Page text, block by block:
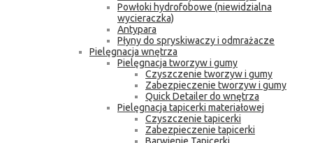
Powłoki hydrofobowe (niewidzialna
wycieraczka)
Antypara
Płyny do spryskiwaczy i odmrażacze
Pielęgnacja wnętrza
Pielęgnacja tworzyw i gumy
Czyszczenie tworzyw i gumy
Zabezpieczenie tworzyw i gumy
Quick Detailer do wnętrza
Pielęgnacja tapicerki materiałowej
Czyszczenie tapicerki
Zabezpieczenie tapicerki